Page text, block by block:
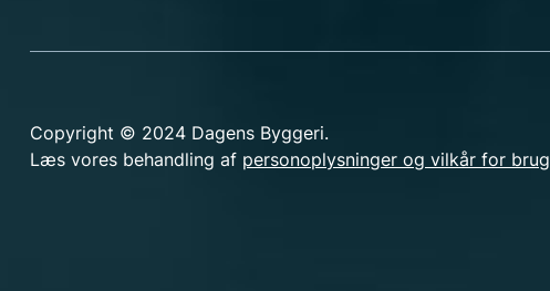
Copyright © 2024 Dagens Byggeri.
Læs vores behandling af personoplysninger og vilkår for brug